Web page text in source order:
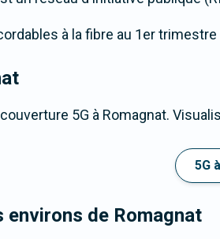
à la fibre au 1er
5G à Romagnat.
5G
environs de Romagnat